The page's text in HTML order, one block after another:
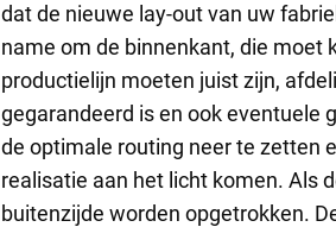
dat de nieuwe lay-out van uw
name om de binnenkant, die moet
productielijn moeten juist zijn,
gegarandeerd is en ook eventuele
de optimale routing neer te zetten
realisatie aan het licht komen. Als
buitenzijde worden opgetrokken.